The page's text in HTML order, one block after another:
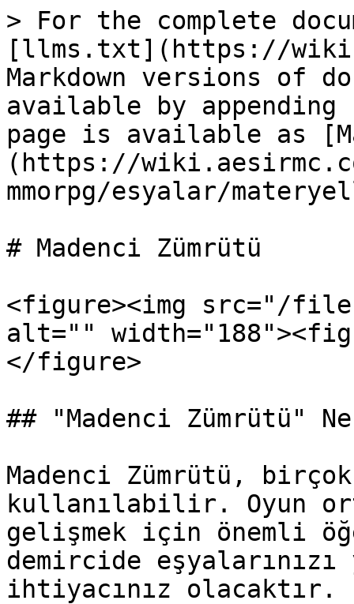
> For the complete
[llms.txt](https://
Markdown versions of
available by
page is available as
(https://
mmorpg/esyalar/
# Madenci Zümrütü
<figure><img src="/files/
alt=""
</figure>
## "Madenci Zümrütü"
Madenci Zümrütü,
kullanılabilir. Oyun
gelişmek için önemli
demircide
ihtiyacınız olacaktır.